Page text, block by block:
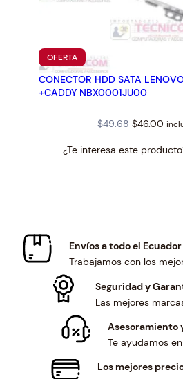
OFERTAPRODUCTO
EN
OFERTA
CONECTOR HDD SATA
+CADDY NBX0001JU00
$49.68 Original
was:
$46.00
is:
¿Te interesa este
Envíos a todo el Ecuador
Trabajamos con los
Seguridad y
Las mejores
Asesoramiento
Te ayudamos
Los mejores